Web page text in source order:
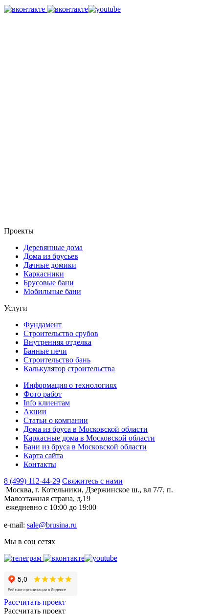
Проекты
Деревянные дома
Дома из брусьев
Дачные домики
Каркасники
Брусовые бани
Мобильные бани
Услуги
Фундамент
Строительство срубов
Внутренняя отделка
Банные печи
Строительство бань
Калькулятор строительства
Информация о технологиях
Фото работ
Info клиентам
Акции
Статьи о компании
Дома из бруса в Московской области
Каркасные дома в Московской области
Бани из бруса в Московской области
Карта сайта
Контакты
8 (499) 112-44-29 Свяжитесь с нами
Москва, г. Котельники, Дзержинское ш., вл 7/7, п.
Малоэтажная страна, д.19
ежедневно с 10:00 до 19:00
e-mail: sale@brusina.ru
Мы в соц сетях
Рассчитать проект
Рассчитать проект